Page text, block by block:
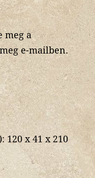
meg a
e-mailben.
120 x 41 x 210